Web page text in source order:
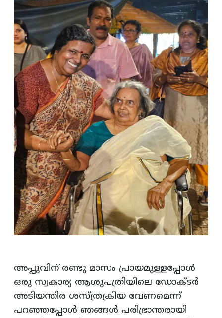
അപ്പുവിന് രണ്ടു മാസം പ്രായമുള്ളപ്പോൾ
ഒരു സ്വകാര്യ ആശുപത്രിയിലെ ഡോക്ടർ
അടിയന്തിര ശസ്ത്രക്രിയ വേണമെന്ന്
പറഞ്ഞപ്പോൾ ഞങ്ങൾ പരിഭ്രാന്തരായി